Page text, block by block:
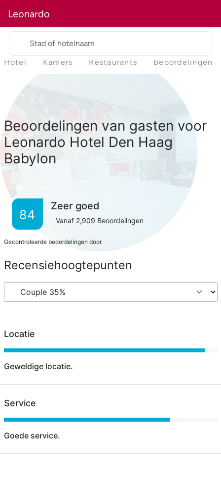
Leonardo
Stad of hotelnaam
Hotel Kamers Restaurants Beoordelingen
Beoordelingen van gasten voor
Leonardo Hotel Den Haag
Babylon
84
Zeer goed
Vanaf 2,909 Beoordelingen
Gecontroleerde beoordelingen door
Recensiehoogtepunten
Locatie
Geweldige locatie.
Service
Goede service.